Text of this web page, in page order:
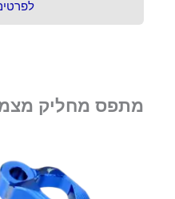
מתפס מחליק